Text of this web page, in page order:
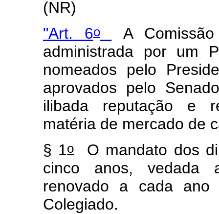
(NR)
"Art. 6o
A
administrada por um
nomeados pelo
aprovados pelo
ilibada reputação e
matéria de mercado de
§ 1oO mandato dos
cinco anos, vedada
renovado a cada
Colegiado.